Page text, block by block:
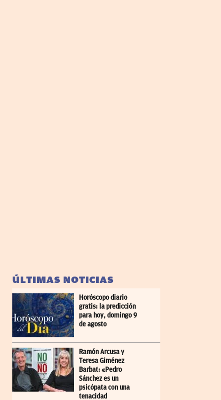
ÚLTIMAS NOTICIAS
Horóscopo diario
gratis: la predicción
para hoy, domingo 9
de agosto
Ramón Arcusa y
Teresa Giménez
Barbat: «Pedro
Sánchez es un
psicópata con una
tenacidad